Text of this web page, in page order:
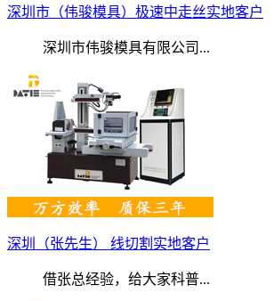
深圳市（伟骏模具）极速中走丝实地客户
深圳市伟骏模具有限公司...
深圳（张先生） 线切割实地客户
借张总经验，给大家科普...